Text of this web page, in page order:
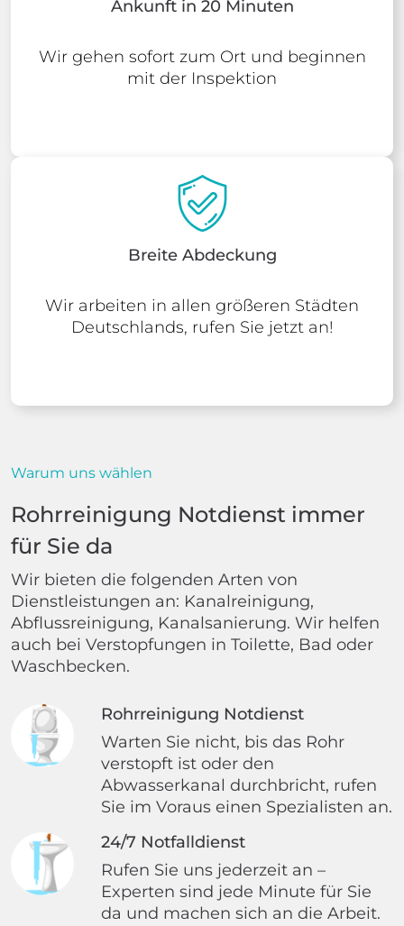
Ankunft in 20 Minuten
Wir gehen sofort zum Ort und beginnen
mit der Inspektion
Breite Abdeckung
Wir arbeiten in allen größeren Städten
Deutschlands, rufen Sie jetzt an!
Warum uns wählen
Rohrreinigung Notdienst immer
für Sie da
Wir bieten die folgenden Arten von
Dienstleistungen an: Kanalreinigung,
Abflussreinigung, Kanalsanierung. Wir helfen
auch bei Verstopfungen in Toilette, Bad oder
Waschbecken.
Rohrreinigung Notdienst
Warten Sie nicht, bis das Rohr
verstopft ist oder den
Abwasserkanal durchbricht, rufen
Sie im Voraus einen Spezialisten an.
24/7 Notfalldienst
Rufen Sie uns jederzeit an –
Experten sind jede Minute für Sie
da und machen sich an die Arbeit.